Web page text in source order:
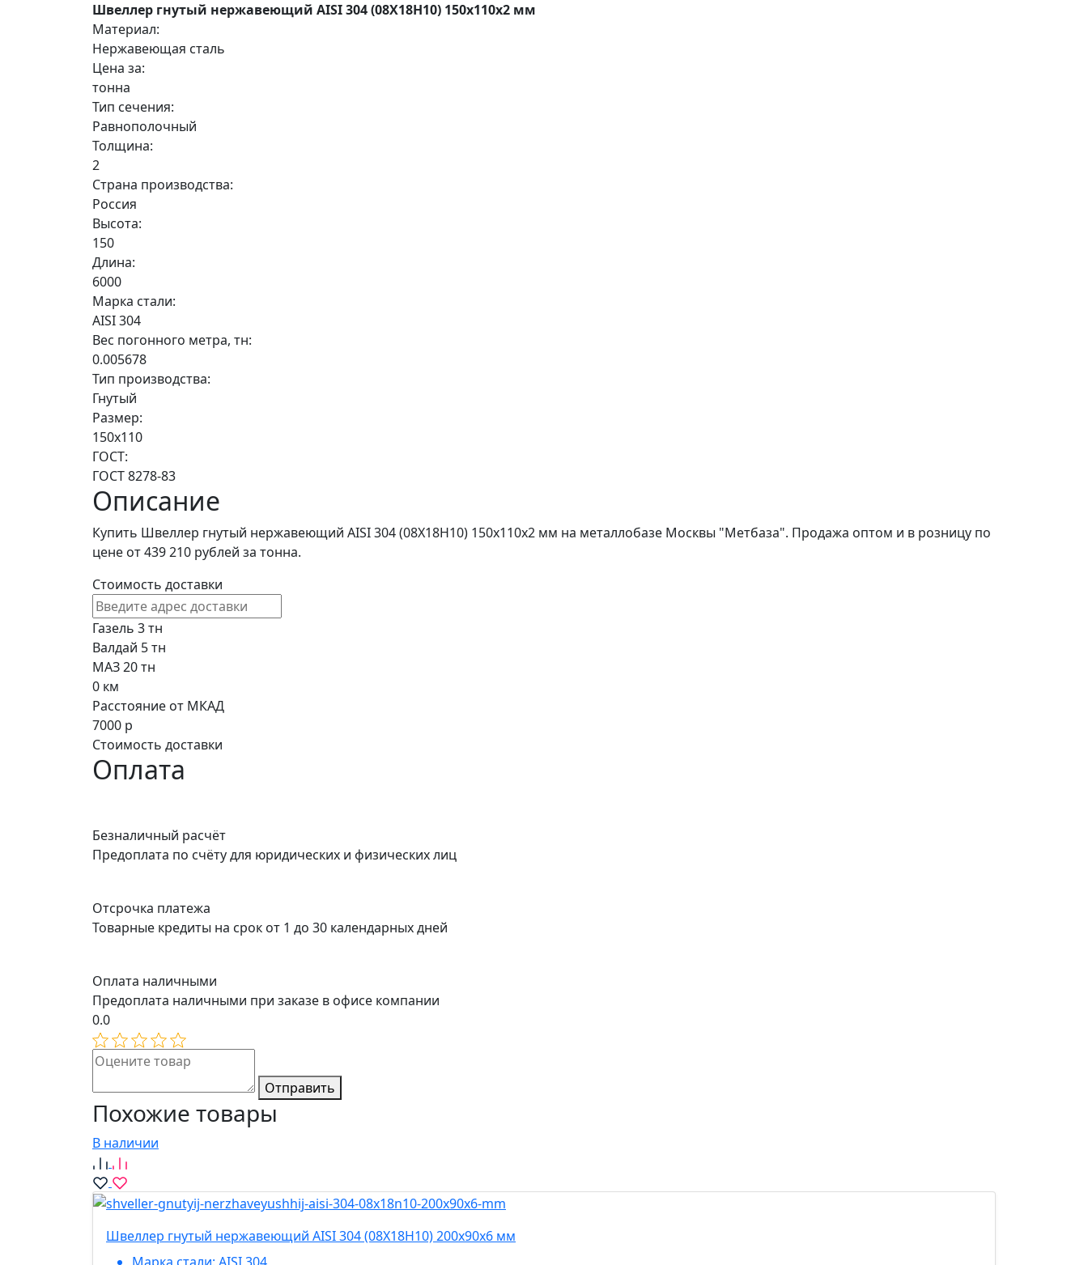
Швеллер гнутый нержавеющий AISI 304 (08Х18Н10) 150х110х2 мм
Материал:
Нержавеющая сталь
Цена за:
тонна
Тип сечения:
Равнополочный
Толщина:
2
Страна производства:
Россия
Высота:
150
Длина:
6000
Марка стали:
AISI 304
Вес погонного метра, тн:
0.005678
Тип производства:
Гнутый
Размер:
150х110
ГОСТ:
ГОСТ 8278-83
Описание
Купить Швеллер гнутый нержавеющий AISI 304 (08Х18Н10) 150х110х2 мм на металлобазе Москвы "Метбаза". Продажа оптом и в розницу по
цене от 439 210 рублей за тонна.
Стоимость доставки
Газель 3 тн
Валдай 5 тн
МАЗ 20 тн
0 км
Расстояние от МКАД
7000 р
Стоимость доставки
Оплата
Безналичный расчёт
Предоплата по счёту для юридических и физических лиц
Отсрочка платежа
Товарные кредиты на срок от 1 до 30 календарных дней
Оплата наличными
Предоплата наличными при заказе в офисе компании
0.0
Отправить
Похожие товары
В наличии
Швеллер гнутый нержавеющий AISI 304 (08Х18Н10) 200х90х6 мм